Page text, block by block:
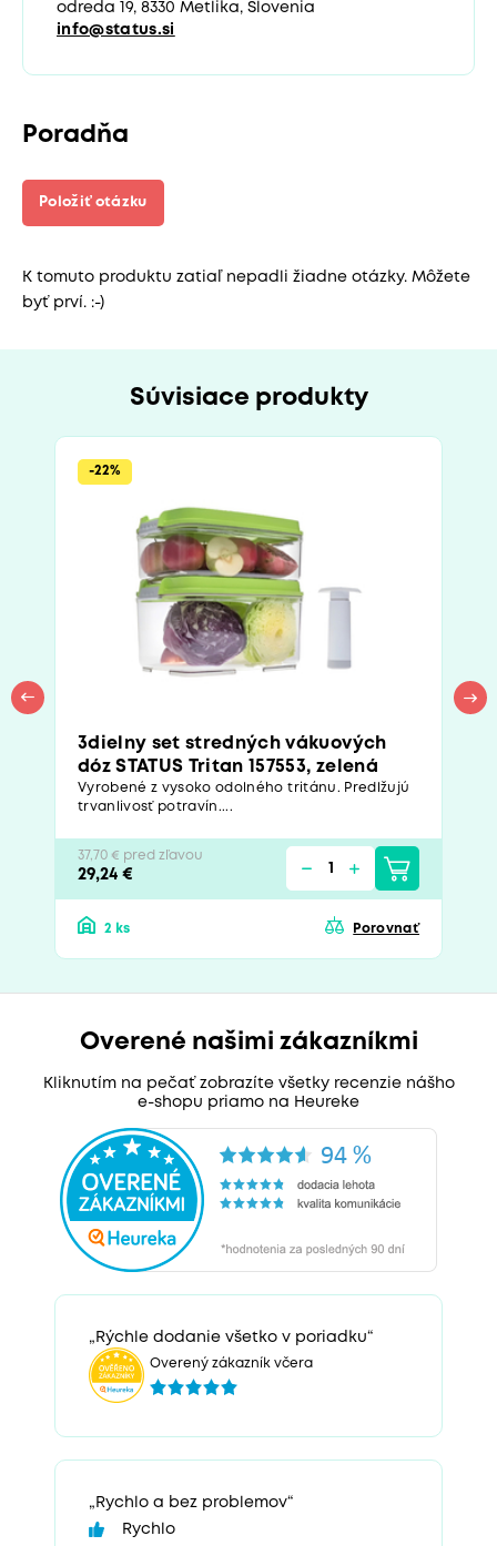
odreda 19, 8330 Metlika, Slovenia
info@status.si
Poradňa
Položiť otázku
K tomuto produktu zatiaľ nepadli žiadne otázky. Môžete
byť prví. :-)
Súvisiace produkty
-22%
3dielny set stredných vákuových
dóz STATUS Tritan 157553, zelená
Vyrobené z vysoko odolného tritánu. Predlžujú
trvanlivosť potravín....
37,70 € pred zľavou
29,24 €
2 ks Porovnať
Overené našimi zákazníkmi
Kliknutím na pečať zobrazíte všetky recenzie nášho
e-shopu priamo na Heureke
„Rýchle dodanie všetko v poriadku“
Overený zákazník včera
„Rychlo a bez problemov“
Rychlo